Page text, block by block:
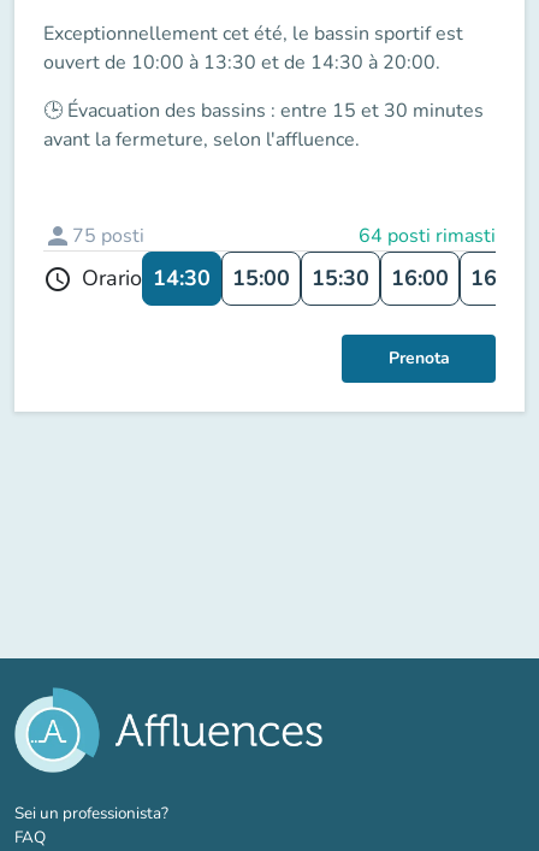
Exceptionnellement cet été, le bassin sportifest
ouvert de 10:00 à 13:30 et de 14:30 à 20:00.
🕒 Évacuation des bassins : entre 15 et 30 minutes
avant la fermeture, selon l'affluence.
person 75 posti 64 posti rimasti
schedule Orario 14:30 15:00 15:30 16:00 16:30
Prenota
Sei un professionista?(nuova scheda)
FAQ